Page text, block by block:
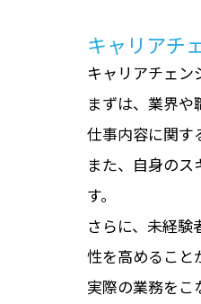
キャリアチ
キャリアチェン
まずは、業界や
仕事内容に関す
また、自身のス
す。
さらに、未経験
性を高めること
実際の業務をこ